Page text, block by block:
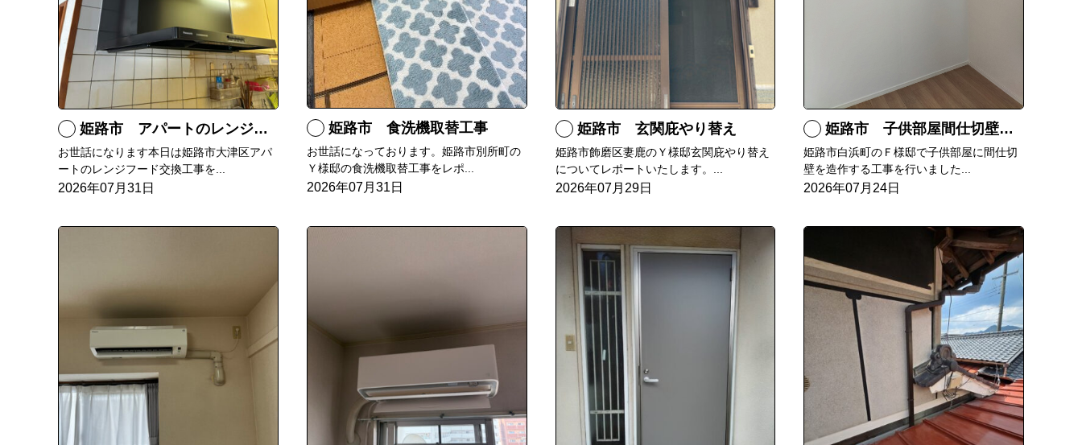
姫路市 アパートのレンジフード交換
お世話になります本日は姫路市大津区アパ
ートのレンジフード交換工事を...
2026年07月31日
姫路市 食洗機取替工事
お世話になっております。姫路市別所町の
Ｙ様邸の食洗機取替工事をレポ...
2026年07月31日
姫路市 玄関庇やり替え
姫路市飾磨区妻鹿のＹ様邸玄関庇やり替え
についてレポートいたします。...
2026年07月29日
姫路市 子供部屋間仕切壁造作
姫路市白浜町のＦ様邸で子供部屋に間仕切
壁を造作する工事を行いました...
2026年07月24日